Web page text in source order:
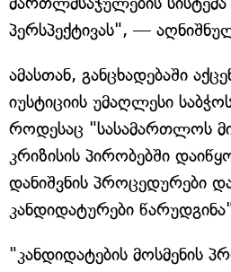
პერსპექტივას", —
ამასთან, განცხადებაში
იუსტიციის უმაღლესი
როდესაც "სასამართლოს
კრიზისის პირობებში
დანიშვნის პროცედურები
კანდიდატურები
"კანდიდატების მოსმენის